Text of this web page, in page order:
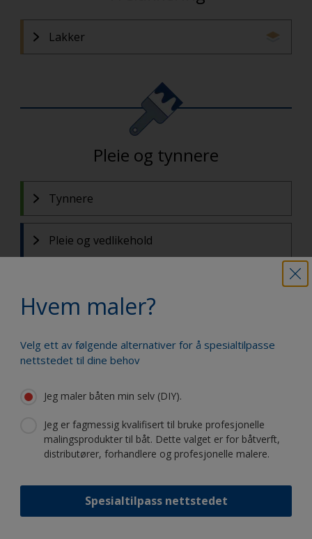
Lakker
Pleie og tynnere
Tynnere
Pleie og vedlikehold
Forklar kategorier
Pleie og vedlikehold
vedlikehold av båtens overflater.
Sparkel og epoksy
For sparkling av riper/hull og reparasjon av båt.
Begroingskontroll
Beskyttelse mot begroingsorganismer som rur, alger
Hvem maler?
Velg ett av følgende alternativer for å spesialtilpasse
nettstedet til dine behov
Jeg maler båten min selv (DIY).
Jeg er fagmessig kvalifisert til bruke profesjonelle
malingsprodukter til båt. Dette valget er for båtverft,
distributører, forhandlere og profesjonelle malere.
Spesialtilpass nettstedet